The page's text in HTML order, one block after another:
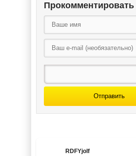
Темные аллеи.
(книга 2.3)
Прокомментировать
Отправить
RDFYjolf